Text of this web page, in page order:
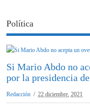
Política
Si Mario Abdo no
por la presidencia
Redacción 22 diciembre, 2021